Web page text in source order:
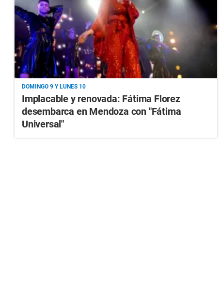
DOMINGO 9 Y LUNES 10
Implacable y renovada: Fátima Florez
desembarca en Mendoza con "Fátima
Universal"